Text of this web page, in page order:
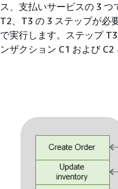
ス、支払いサービスの 3 つ
T2、T3 の 3 ステップが必
で実行します。ステップ
ンザクション C1 および